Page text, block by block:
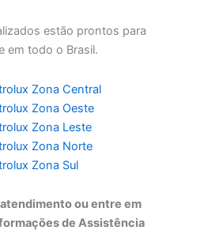
estão prontos para
em todo o Brasil.
Zona Central
Zona Oeste
Zona Leste
Zona Norte
Zona Sul
ou entre em
de Assistência